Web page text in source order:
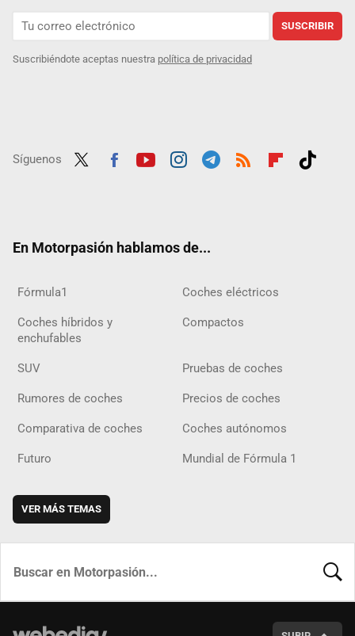
SUSCRIBIR
Suscribiéndote aceptas nuestra política de privacidad
Síguenos
En Motorpasión hablamos de...
Fórmula1 Coches eléctricos
Coches híbridos y
enchufables
Compactos
SUV Pruebas de coches
Rumores de coches Precios de coches
Comparativa de coches Coches autónomos
Futuro Mundial de Fórmula 1
VER MÁS TEMAS